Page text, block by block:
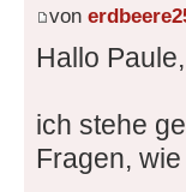
von
Hallo Paule,
ich stehe
Fragen,